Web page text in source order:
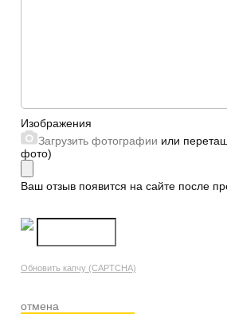
Изображения
Загрузить фотографии или
фото)
Ваш отзыв появится на сайте после
Обновить капчу (CAPTCHA)
отмена